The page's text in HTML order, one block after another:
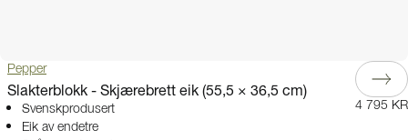
Pepper
Slakterblokk - Skjærebrett eik (55,5 × 36,5 cm)
Svenskprodusert
Eik av endetre
4 795 KR